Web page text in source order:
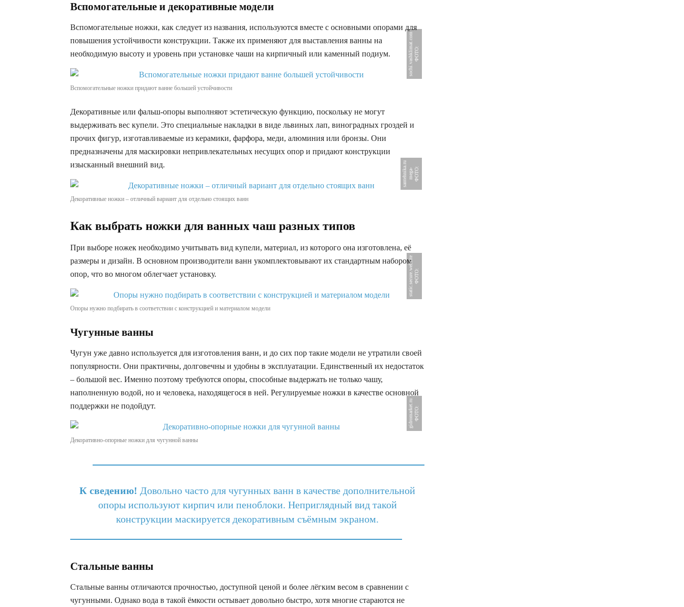
Вспомогательные и декоративные модели
Вспомогательные ножки, как следует из названия, используются вместе с основными опорами для
повышения устойчивости конструкции. Также их применяют для выставления ванны на
необходимую высоту и уровень при установке чаши на кирпичный или каменный подиум.
Ф
О
Т
О
:
s
o
c
h
i
.
v
a
s
h
k
l
i
m
a
t
.
c
o
m
Вспомогательные ножки придают ванне большей устойчивости
Декоративные или фальш-опоры выполняют эстетическую функцию, поскольку не могут
выдерживать вес купели. Это специальные накладки в виде львиных лап, виноградных гроздей и
прочих фигур, изготавливаемые из керамики, фарфора, меди, алюминия или бронзы. Они
предназначены для маскировки непривлекательных несущих опор и придают конструкции
изысканный внешний вид.
Ф
О
Т
О:
m
e
g
a
-s
a
n
t
e
h
n
i
ka
.
r
u
Декоративные ножки – отличный вариант для отдельно стоящих ванн
Как выбрать ножки для ванных чаш разных типов
При выборе ножек необходимо учитывать вид купели, материал, из которого она изготовлена, её
размеры и дизайн. В основном производители ванн укомплектовывают их стандартным набором
опор, что во многом облегчает установку.
Ф
О
Т
О
:
s
t
a
t
i
c
.
s
e
c
u
r
e
.
w
e
b
s
i
t
e
Опоры нужно подбирать в соответствии с конструкцией и материалом модели
Чугунные ванны
Чугун уже давно используется для изготовления ванн, и до сих пор такие модели не утратили своей
популярности. Они практичны, долговечны и удобны в эксплуатации. Единственный их недостаток
– большой вес. Именно поэтому требуются опоры, способные выдержать не только чашу,
наполненную водой, но и человека, находящегося в ней. Регулируемые ножки в качестве основной
поддержки не подойдут.
Ф
О
Т
О
:
g
i
d
r
o
m
a
r
k
e
t
.
r
u
Декоративно-опорные ножки для чугунной ванны
К сведению! Довольно часто для чугунных ванн в качестве дополнительной
опоры используют кирпич или пеноблоки. Неприглядный вид такой
конструкции маскируется декоративным съёмным экраном.
Стальные ванны
Стальные ванны отличаются прочностью, доступной ценой и более лёгким весом в сравнении с
чугунными. Однако вода в такой ёмкости остывает довольно быстро, хотя многие стараются не